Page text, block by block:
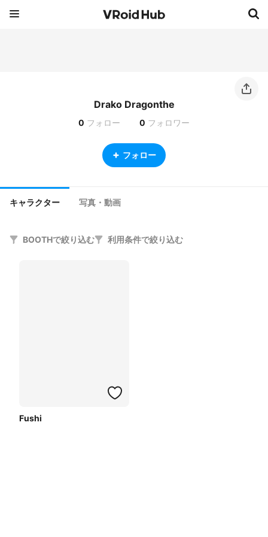
Drako Dragonthe
0 フォロー 0 フォロワー
フォロー
キャラクター 写真・動画
BOOTHで絞り込む 利用条件で絞り込む
Fushi